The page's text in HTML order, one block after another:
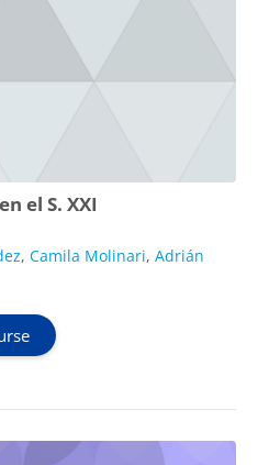
el S. XXI
, Camila Molinari, Adrián